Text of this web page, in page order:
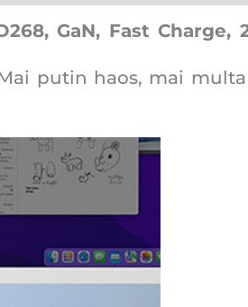
GaN, Fast Charge,
putin haos, mai